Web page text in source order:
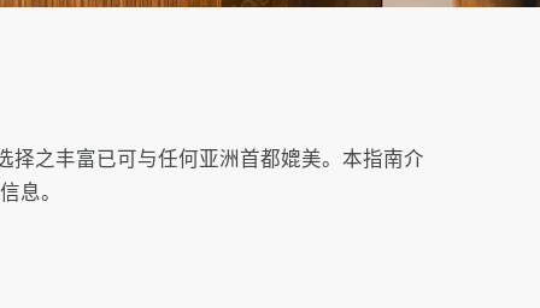
择之丰富已可与任何亚洲首都媲美。本指南介
息。